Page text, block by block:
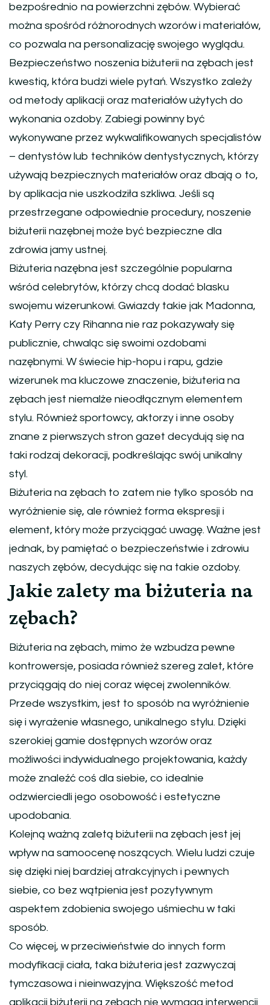
bezpośrednio na powierzchni zębów. Wybierać
można spośród różnorodnych wzorów i materiałów,
co pozwala na personalizację swojego wyglądu.
Bezpieczeństwo noszenia biżuterii na zębach jest
kwestią, która budzi wiele pytań. Wszystko zależy
od metody aplikacji oraz materiałów użytych do
wykonania ozdoby. Zabiegi powinny być
wykonywane przez wykwalifikowanych specjalistów
– dentystów lub techników dentystycznych, którzy
używają bezpiecznych materiałów oraz dbają o to,
by aplikacja nie uszkodziła szkliwa. Jeśli są
przestrzegane odpowiednie procedury, noszenie
biżuterii nazębnej może być bezpieczne dla
zdrowia jamy ustnej.
Biżuteria nazębna jest szczególnie popularna
wśród celebrytów, którzy chcą dodać blasku
swojemu wizerunkowi. Gwiazdy takie jak Madonna,
Katy Perry czy Rihanna nie raz pokazywały się
publicznie, chwaląc się swoimi ozdobami
nazębnymi. W świecie hip-hopu i rapu, gdzie
wizerunek ma kluczowe znaczenie, biżuteria na
zębach jest niemalże nieodłącznym elementem
stylu. Również sportowcy, aktorzy i inne osoby
znane z pierwszych stron gazet decydują się na
taki rodzaj dekoracji, podkreślając swój unikalny
styl.
Biżuteria na zębach to zatem nie tylko sposób na
wyróżnienie się, ale również forma ekspresji i
element, który może przyciągać uwagę. Ważne jest
jednak, by pamiętać o bezpieczeństwie i zdrowiu
naszych zębów, decydując się na takie ozdoby.
Jakie zalety ma biżuteria na
zębach?
Biżuteria na zębach, mimo że wzbudza pewne
kontrowersje, posiada również szereg zalet, które
przyciągają do niej coraz więcej zwolenników.
Przede wszystkim, jest to sposób na wyróżnienie
się i wyrażenie własnego, unikalnego stylu. Dzięki
szerokiej gamie dostępnych wzorów oraz
możliwości indywidualnego projektowania, każdy
może znaleźć coś dla siebie, co idealnie
odzwierciedli jego osobowość i estetyczne
upodobania.
Kolejną ważną zaletą biżuterii na zębach jest jej
wpływ na samoocenę noszących. Wielu ludzi czuje
się dzięki niej bardziej atrakcyjnych i pewnych
siebie, co bez wątpienia jest pozytywnym
aspektem zdobienia swojego uśmiechu w taki
sposób.
Co więcej, w przeciwieństwie do innych form
modyfikacji ciała, taka biżuteria jest zazwyczaj
tymczasowa i nieinwazyjna. Większość metod
aplikacji biżuterii na zębach nie wymaga interwencji